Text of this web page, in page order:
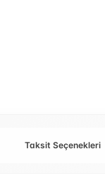
Taksit Seçenekleri